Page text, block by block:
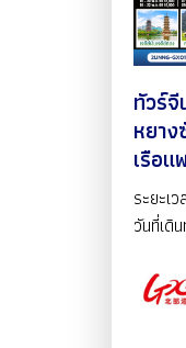
ทัวร์
หยา
เรือ
ความ
เขา
พ.ย
ระยะเ
วันที่เดิ